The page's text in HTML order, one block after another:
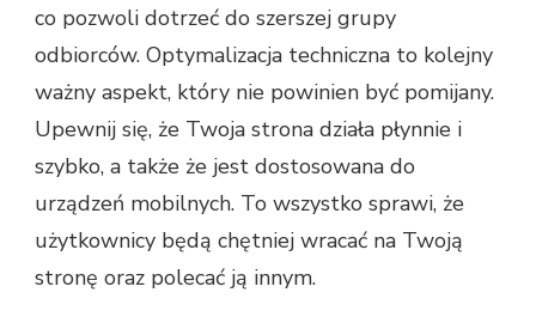
co pozwoli dotrzeć do szerszej grupy
odbiorców. Optymalizacja techniczna to kolejny
ważny aspekt, który nie powinien być pomijany.
Upewnij się, że Twoja strona działa płynnie i
szybko, a także że jest dostosowana do
urządzeń mobilnych. To wszystko sprawi, że
użytkownicy będą chętniej wracać na Twoją
stronę oraz polecać ją innym.